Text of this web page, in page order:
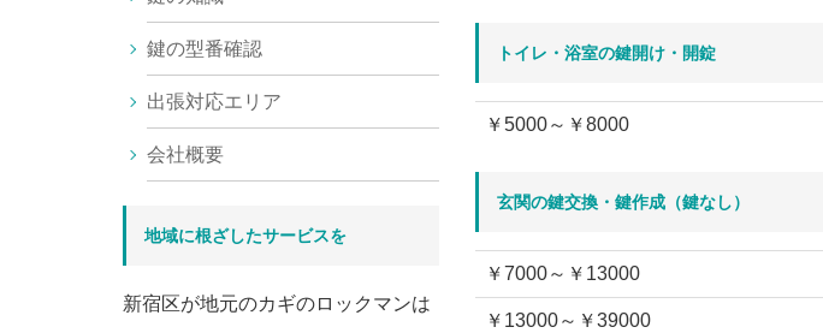
トイレ・浴室の鍵開け・開錠
￥5000～￥8000
玄関の鍵交換・鍵作成（鍵なし）
￥7000～￥13000
￥13000～￥39000
鍵の型番確認
出張対応エリア
会社概要
地域に根ざしたサービスを
新宿区が地元のカギのロックマンは